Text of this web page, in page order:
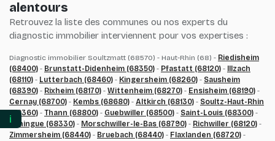
alentours
Retrouvez la liste des communes ou nos experts du
diagnostic immobilier interviennent pour vos expertises :
Diagnostic immobilier Soultzmatt (68570) - Haut-Rhin (68) - Riedisheim
(68400) - Brunstatt-Didenheim (68350) - Pfastatt (68120) -
Illzach
(68110) - Lutterbach (68460) - Kingersheim (68260) - Sausheim
(68390) - Rixheim (68170) - Wittenheim (68270) - Ensisheim (68190) -
Cernay (68700) - Kembs (68680) - Altkirch (68130) - Soultz-Haut-Rhin
(68360) - Thann (68800) - Guebwiller (68500) - Saint-Louis (68300) -
Huningue (68330) - Morschwiller-le-Bas (68790) - Richwiller (68120) -
Zimmersheim (68440) - Bruebach (68440) - Flaxlanden (68720) -
ℹ️